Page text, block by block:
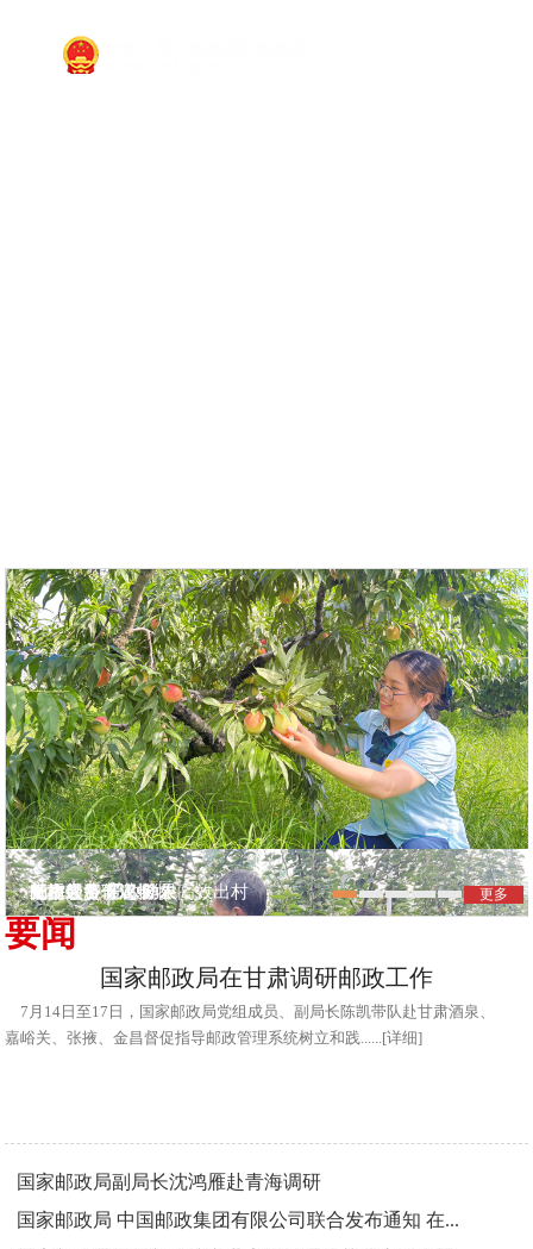
更多
党旗领航 爱心助农
邮政服务下沉 鲜果高效出村
直播带货促农增收
低空经济 邮政助农
杨梅之乡寄递畅
要闻
国家邮政局在甘肃调研邮政工作
7月14日至17日，国家邮政局党组成员、副局长陈凯带队赴甘肃酒泉、
嘉峪关、张掖、金昌督促指导邮政管理系统树立和践......[详细]
国家邮政局副局长沈鸿雁赴青海调研
国家邮政局 中国邮政集团有限公司联合发布通知 在...